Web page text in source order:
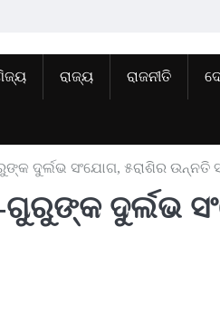
ରାଜ୍ୟ ରାଜନୀତି
ଦୁର୍ଲଭ ସଂଯୋଗ, ୫ରାଶିର ଉନ୍ନତି
ଗୁରୁଙ୍କ ଦୁର୍ଲଭ